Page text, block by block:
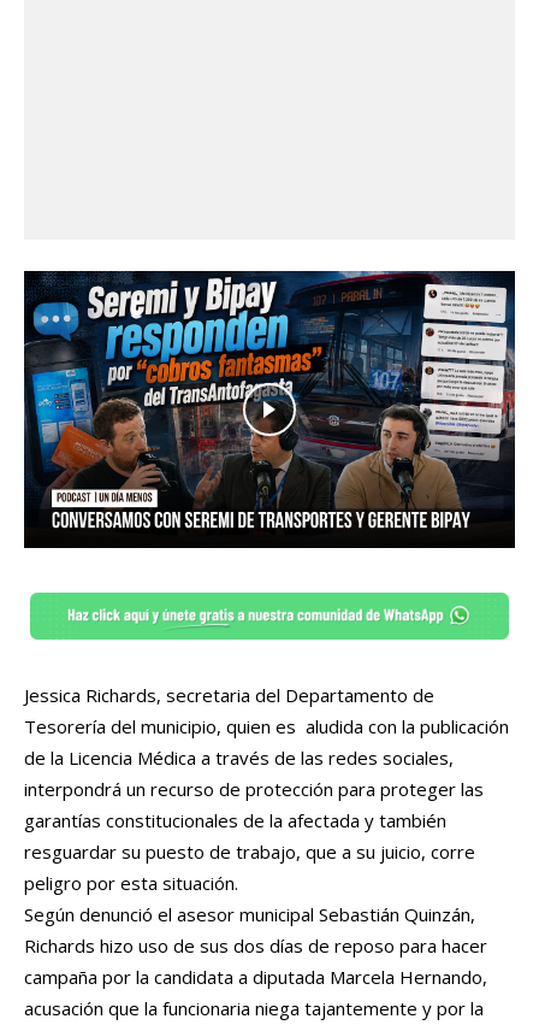
Jessica Richards, secretaria del Departamento de
Tesorería del municipio, quien es aludida con la publicación
de la Licencia Médica a través de las redes sociales,
interpondrá un recurso de protección para proteger las
garantías constitucionales de la afectada y también
resguardar su puesto de trabajo, que a su juicio, corre
peligro por esta situación.
Según denunció el asesor municipal Sebastián Quinzán,
Richards hizo uso de sus dos días de reposo para hacer
campaña por la candidata a diputada Marcela Hernando,
acusación que la funcionaria niega tajantemente y por la